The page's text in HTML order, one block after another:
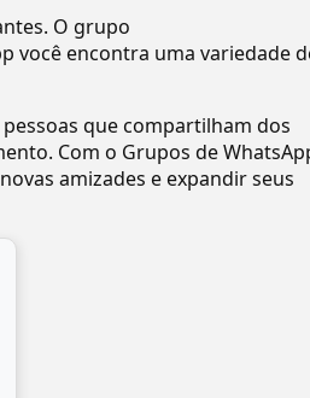
O grupo
você encontra uma variedade
que compartilham dos
Com o Grupos de
amizades e expandir seus